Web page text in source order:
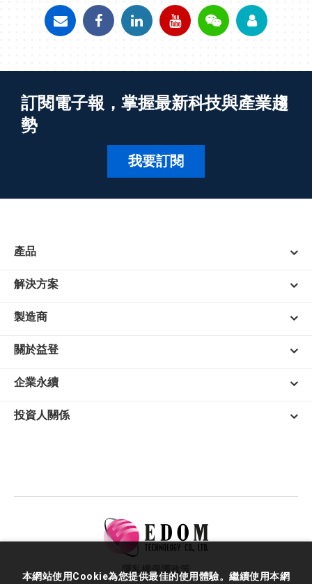
訂閱電子報，掌握最新科技與產業趨
勢
我要訂閱
產品
解決方案
製造商
關於益登
企業永續
投資人關係
隱私權保護政策
本網站使用Cookie為您提供最佳的使用體驗。繼續使用本網